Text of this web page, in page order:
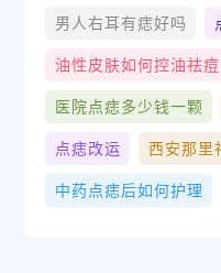
男人右耳有痣好吗
油性皮肤如何控油祛痘
医院点痣多少钱一颗
点痣改运 西安那里
中药点痣后如何护理